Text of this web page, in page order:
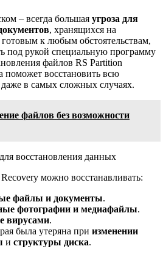
– всегда большая угроза для
, хранящихся на
к любым обстоятельствам,
под рукой специальную программу
файлов RS Partition
поможет восстановить всю
в самых сложных случаях.
файлов без возможности
восстановления данных
можно восстанавливать:
файлы и документы.
фотографии и медиафайлы.
вирусами.
была утеряна при изменении
и структуры диска.